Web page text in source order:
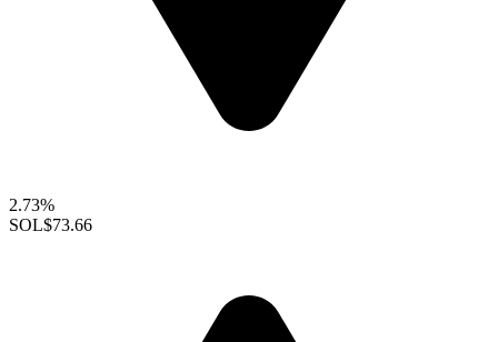
2.73%
SOL$73.66